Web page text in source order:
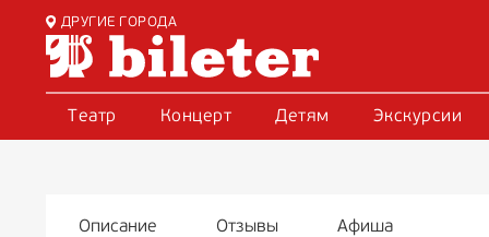
ДРУГИЕ ГОРОДА
Театр Концерт Детям Экскурсии
Описание Отзывы Афиша